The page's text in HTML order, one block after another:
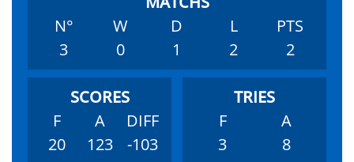
N° W D L
PTS
3
0 1 2 2
F A
DIFF
20
123 -103
F
A
3
8